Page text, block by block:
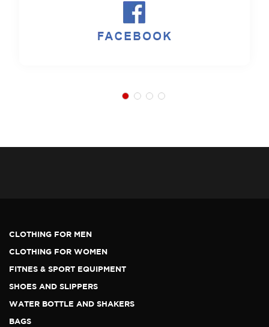
CLOTHING FOR MEN
CLOTHING FOR WOMEN
FITNES & SPORT EQUIPMENT
SHOES AND SLIPPERS
WATER BOTTLE AND SHAKERS
BAGS